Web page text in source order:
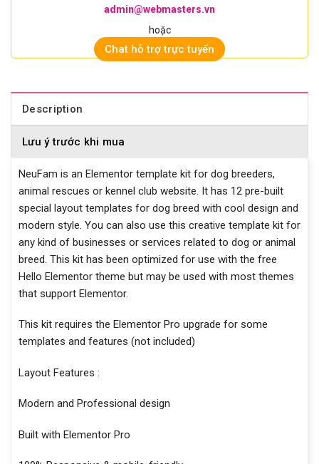
admin@webmasters.vn
hoặc
Chat hỗ trợ trực tuyến
Description
Lưu ý trước khi mua
NeuFam is an Elementor template kit for dog breeders,
animal rescues or kennel club website. It has 12 pre-built
special layout templates for dog breed with cool design and
modern style. You can also use this creative template kit for
any kind of businesses or services related to dog or animal
breed. This kit has been optimized for use with the free
Hello Elementor theme but may be used with most themes
that support Elementor.
This kit requires the Elementor Pro upgrade for some
templates and features (not included)
Layout Features :
Modern and Professional design
Built with Elementor Pro